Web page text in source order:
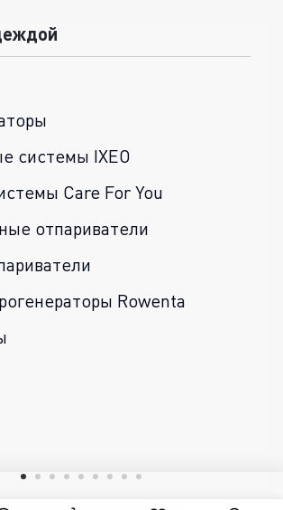
системы IXEO
Care For You
отпариватели
Rowenta